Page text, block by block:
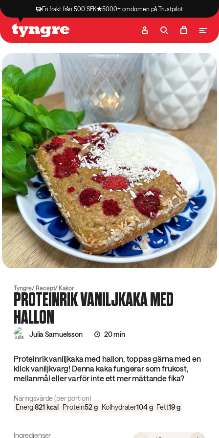
Fri frakt från 500 SEK 5000+ omdömen på Trustpilot
Butik Recept
Tyngre Recept Kakor
PROTEINRIK VANILJKAKA MED
HALLON
Julia Samuelsson 20 min
Proteinrik vaniljkaka med hallon, toppas gärna med en
klick vaniljkvarg! Denna kaka fungerar som frukost,
mellanmål eller varför inte ett mer mättande fika?
Näringsvärde (per portion)
Energi821 kcal Protein52g Kolhydrater104g Fett19 g
Ingredienser